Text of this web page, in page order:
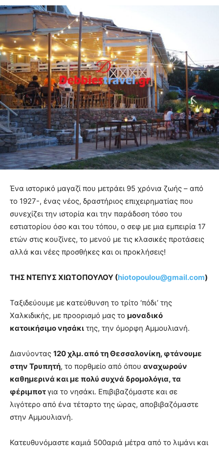
Ένα ιστορικό μαγαζί που μετράει 95 χρόνια ζωής – από
το 1927-, ένας νέος, δραστήριος επιχειρηματίας που
συνεχίζει την ιστορία και την παράδοση τόσο του
εστιατορίου όσο και του τόπου, ο σεφ με μια εμπειρία 17
ετών στις κουζίνες, το μενού με τις κλασικές προτάσεις
αλλά και νέες προσθήκες και οι προκλήσεις!
ΤΗΣ ΝΤΕΠΥΣ ΧΙΩΤΟΠΟΥΛΟΥ (hiotopoulou@gmail.com)
Ταξιδεύουμε με κατεύθυνση το τρίτο ‘πόδι’ της
Χαλκιδικής, με προορισμό μας το μοναδικό
κατοικήσιμο νησάκι της, την όμορφη Αμμουλιανή.
Διανύοντας 120 χλμ. από τη Θεσσαλονίκη, φτάνουμε
στην Τρυπητή, το πορθμείο από όπου αναχωρούν
καθημερινά και με πολύ συχνά δρομολόγια, τα
φέριμποτγια το νησάκι. Επιβιβαζόμαστε και σε
λιγότερο από ένα τέταρτο της ώρας, αποβιβαζόμαστε
στην Αμμουλιανή.
Κατευθυνόμαστε καμιά 500αριά μέτρα από το λιμάνι και